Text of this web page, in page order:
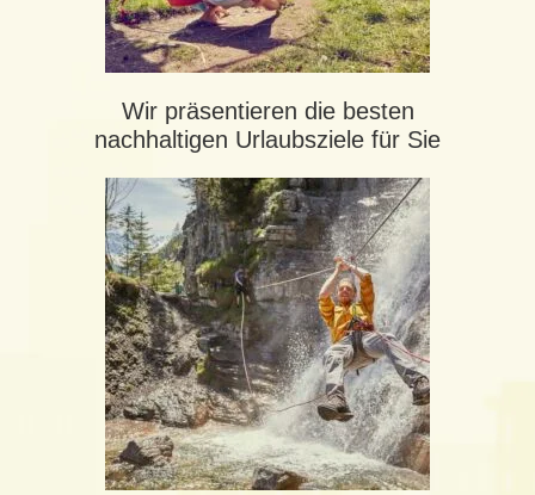
Wir präsentieren die besten
nachhaltigen Urlaubsziele für Sie